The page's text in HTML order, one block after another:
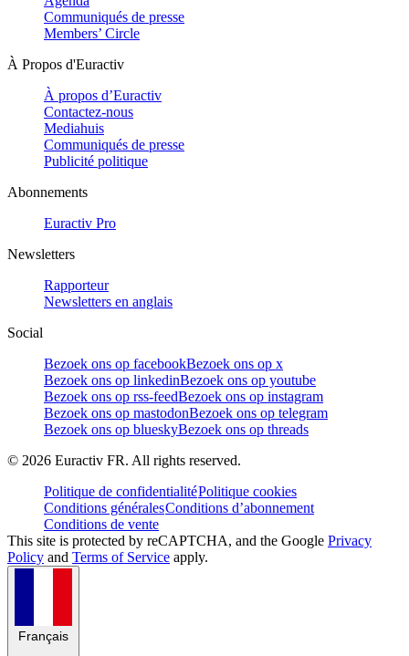
Communiqués de presse
Members’ Circle
À Propos d'Euractiv
À propos d’Euractiv
Contactez-nous
Mediahuis
Communiqués de presse
Publicité politique
Abonnements
Euractiv Pro
Newsletters
Rapporteur
Newsletters en anglais
Social
Bezoek ons op facebookBezoek ons op x
Bezoek ons op linkedinBezoek ons op youtube
Bezoek ons op rss-feedBezoek ons op instagram
Bezoek ons op mastodonBezoek ons op telegram
Bezoek ons op blueskyBezoek ons op threads
© 2026 Euractiv FR. All rights reserved.
Politique de confidentialitéPolitique cookies
Conditions généralesConditions d’abonnement
Conditions de vente
This site is protected by reCAPTCHA, and the Google Privacy
Policy and Terms of Service apply.
Français